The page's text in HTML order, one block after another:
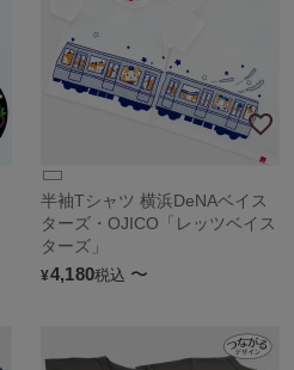
半袖Tシャツ 横浜DeNAベイス
ターズ・OJICO「レッツベイス
ターズ」
¥4,180税込 〜